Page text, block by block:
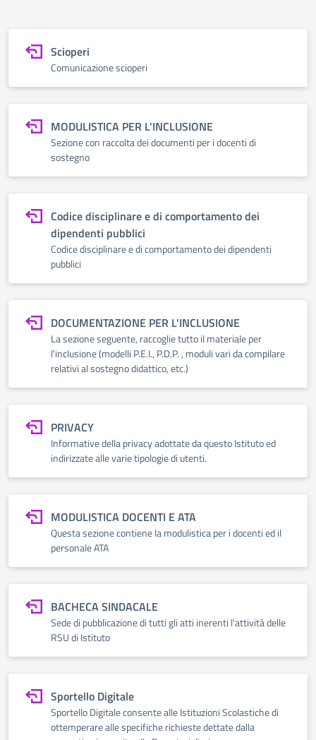
Scioperi
Comunicazione scioperi
MODULISTICA PER L'INCLUSIONE
Sezione con raccolta dei documenti per i docenti di
sostegno
Codice disciplinare e di comportamento dei
dipendenti pubblici
Codice disciplinare e di comportamento dei dipendenti
pubblici
DOCUMENTAZIONE PER L'INCLUSIONE
La sezione seguente, raccoglie tutto il materiale per
l'inclusione (modelli P.E.I., P.D.P. , moduli vari da compilare
relativi al sostegno didattico, etc.)
PRIVACY
Informative della privacy adottate da questo Istituto ed
indirizzate alle varie tipologie di utenti.
MODULISTICA DOCENTI E ATA
Questa sezione contiene la modulistica per i docenti ed il
personale ATA
BACHECA SINDACALE
Sede di pubblicazione di tutti gli atti inerenti l'attività delle
RSU di Istituto
Sportello Digitale
Sportello Digitale consente alle Istituzioni Scolastiche di
ottemperare alle specifiche richieste dettate dalla